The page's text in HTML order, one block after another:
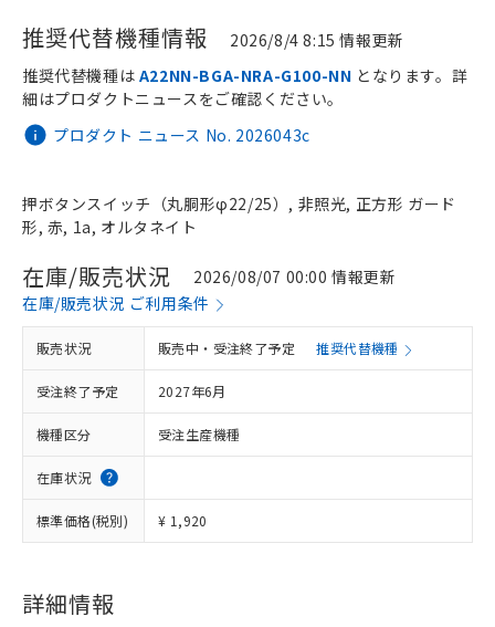
推奨代替機種情報
2026/8/4 8:15 情報更新
プロダクト ニュース No. 2026043c
推奨代替機種は A22NN-BGA-NRA-G100-NN となります。詳
細はプロダクトニュースをご確認ください。
押ボタンスイッチ（丸胴形φ22/25）, 非照光, 正方形 ガード
形, 赤, 1a, オルタネイト
在庫/販売状況
2026/08/07 00:00 情報更新
在庫/販売状況 ご利用条件
販売状況 販売中・受注終了予定 推奨代替機種
受注終了予定 2027年6月
機種区分 受注生産機種
在庫状況
標準価格(税別) ¥ 1,920
詳細情報